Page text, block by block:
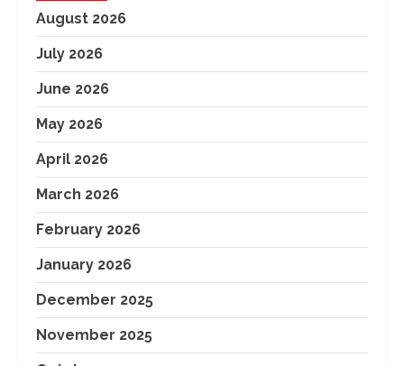
August 2026
July 2026
June 2026
May 2026
April 2026
March 2026
February 2026
January 2026
December 2025
November 2025